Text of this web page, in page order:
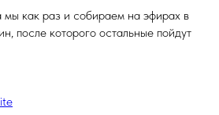
мы как раз и собираем на эфирах в
после которого остальные пойдут